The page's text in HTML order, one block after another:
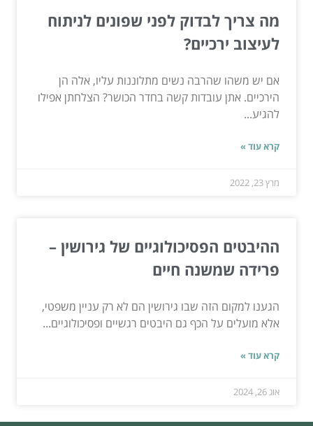
מה צריך לבדוק לפני שפונים לניתוח
לעיצוב ירכיים?
אם יש משהו שהרבה נשים מתלוננות עליו, אלה הן
הירכיים. אתן עובדות קשה בחדר הכושר? הצלחתן אפילו
להגיע...
קרא עוד »
מרץ 23, 2022
ההיבטים הפסיכולוגיים של גירושין –
פרידה שמשנה חיים
הגענו למקום הזה שבו גירושין הם לא רק עניין משפטי,
אלא מועלים על הכף גם היבטים רגשיים ופסיכולוגיים...
קרא עוד »
אוג 26, 2024